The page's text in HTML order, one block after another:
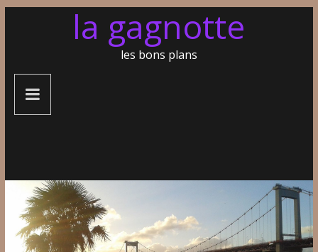
la gagnotte
les bons plans